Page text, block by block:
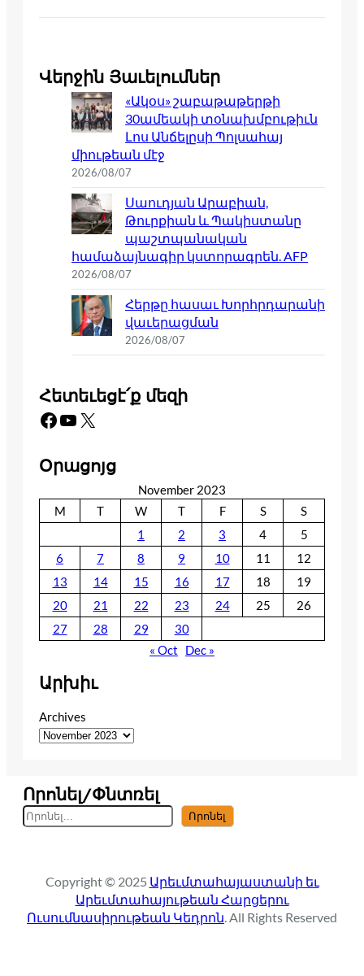
Վերջին Յաւելումներ
«Ակօս» շաբաթաթերթի
30ամեակի տօնախմբութիւն
Լոս Անճելըսի Պոլսահայ
միութեան մէջ
2026/08/07
Սաուդյան Արաբիան,
Թուրքիան և Պակիստանը
պաշտպանական
համաձայնագիր կստորագրեն. AFP
2026/08/07
Հերթը հասաւ Խորհրդարանի
վաւերացման
2026/08/07
Հետեւեցէ՛ք մեզի
Facebook YouTube X
Օրացոյց
November 2023
M
T W T F S
S
1
2 3 4
5
6
7 8 9 10 11
12
13
14 15 16 17 18
19
20
21 22 23 24 25
26
27
28 29
30
« Oct
Dec »
Արխիւ
Archives
Որոնել/Փնտռել
S
e
c
h
Որոնել
Copyright © 2025 Արեւմտահայաստանի եւ
Արեւմտահայութեան Հարցերու
Ուսումնասիրութեան Կեդրոն. All Rights Reserved